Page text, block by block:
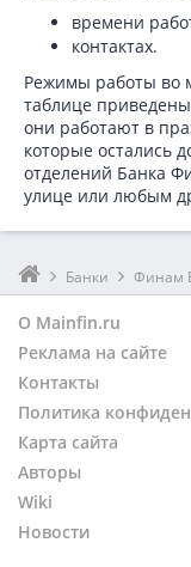
времени
контактах.
Режимы работы во
таблице
они работают в
которые остались
отделений Банка
улице или любым
Банки Финам
О Mainfin.ru
Реклама на сайте
Контакты
Политика
Карта сайта
Авторы
Wiki
Новости